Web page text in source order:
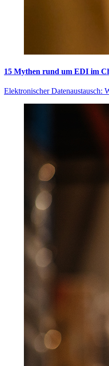
15 Mythen rund um EDI im
Elektronischer Datenaustausch: